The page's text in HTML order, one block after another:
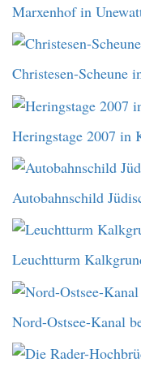
Marxenhof in
Christesen-Scheune
Heringstage 2007 in
Autobahnschild
Leuchtturm
Nord-Ostsee-Kanal